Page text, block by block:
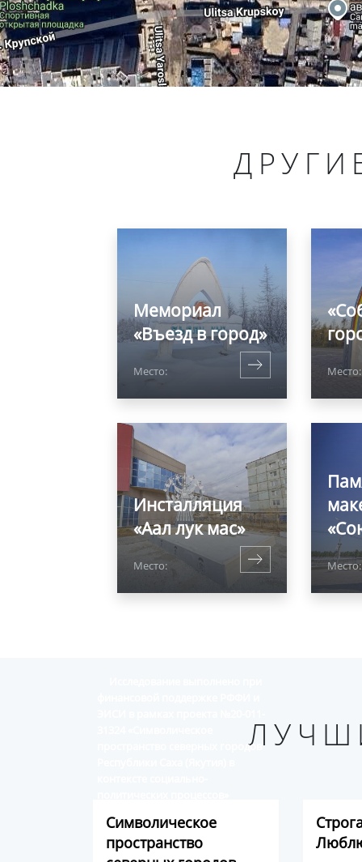
Мемориал
«Въезд в город»
Место: Место:
Инсталляция
«Аал лук мас»
Место: Место:
Символическое
пространство
пространство северных городов
Виртуальный альбом историко-